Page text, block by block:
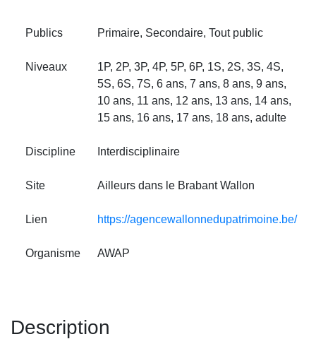
Publics Primaire, Secondaire, Tout public
Niveaux
1P, 2P, 3P, 4P, 5P, 6P, 1S, 2S, 3S, 4S,
5S, 6S, 7S, 6 ans, 7 ans, 8 ans, 9 ans,
10 ans, 11 ans, 12 ans, 13 ans, 14 ans,
15 ans, 16 ans, 17 ans, 18 ans, adulte
Discipline Interdisciplinaire
Site Ailleurs dans le Brabant Wallon
Lien https://agencewallonnedupatrimoine.be/
Organisme AWAP
Description